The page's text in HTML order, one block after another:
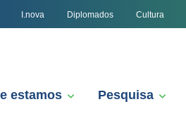
I.nova Diplomados Cultura
estamos Pesquisa